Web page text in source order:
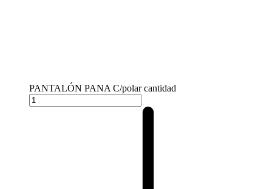
PANTALÓN PANA C/polar cantidad